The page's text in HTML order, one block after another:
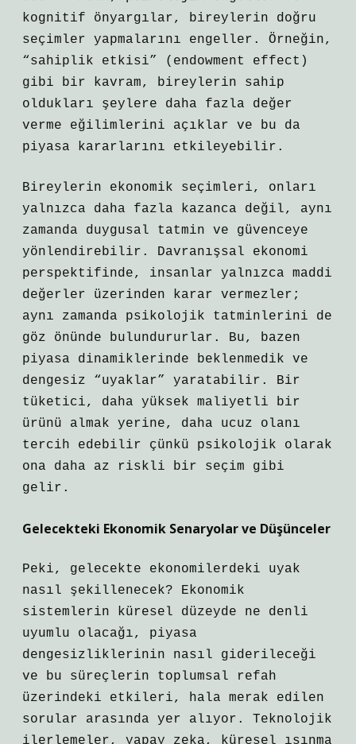
kognitif önyargılar, bireylerin doğru
seçimler yapmalarını engeller. Örneğin,
“sahiplik etkisi” (endowment effect)
gibi bir kavram, bireylerin sahip
oldukları şeylere daha fazla değer
verme eğilimlerini açıklar ve bu da
piyasa kararlarını etkileyebilir.
Bireylerin ekonomik seçimleri, onları
yalnızca daha fazla kazanca değil, aynı
zamanda duygusal tatmin ve güvenceye
yönlendirebilir. Davranışsal ekonomi
perspektifinde, insanlar yalnızca maddi
değerler üzerinden karar vermezler;
aynı zamanda psikolojik tatminlerini de
göz önünde bulundururlar. Bu, bazen
piyasa dinamiklerinde beklenmedik ve
dengesiz “uyaklar” yaratabilir. Bir
tüketici, daha yüksek maliyetli bir
ürünü almak yerine, daha ucuz olanı
tercih edebilir çünkü psikolojik olarak
ona daha az riskli bir seçim gibi
gelir.
Gelecekteki Ekonomik Senaryolar ve Düşünceler
Peki, gelecekte ekonomilerdeki uyak
nasıl şekillenecek? Ekonomik
sistemlerin küresel düzeyde ne denli
uyumlu olacağı, piyasa
dengesizliklerinin nasıl giderileceği
ve bu süreçlerin toplumsal refah
üzerindeki etkileri, hala merak edilen
sorular arasında yer alıyor. Teknolojik
ilerlemeler, yapay zeka, küresel ısınma